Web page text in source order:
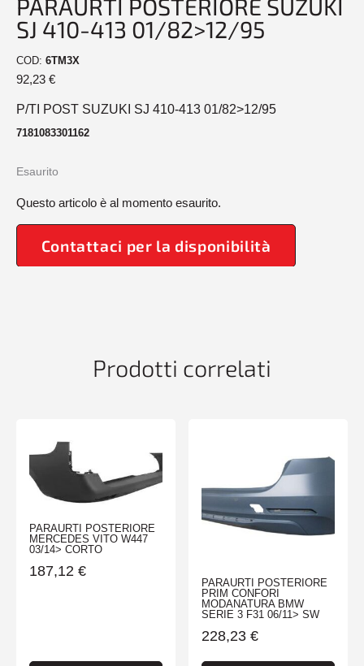
PARAURTI POSTERIORE SUZUKI
SJ 410-413 01/82>12/95
COD: 6TM3X
92,23 €
P/TI POST SUZUKI SJ 410-413 01/82>12/95
7181083301162
Esaurito
Questo articolo è al momento esaurito.
Contattaci per la disponibilità
Prodotti correlati
PARAURTI POSTERIORE
MERCEDES VITO W447
03/14> CORTO
187,12 €
PARAURTI POSTERIORE
PRIM CONFORI
MODANATURA BMW
SERIE 3 F31 06/11> SW
228,23 €